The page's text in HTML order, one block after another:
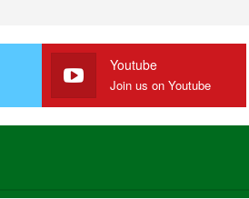
Youtube
Join us on Youtube